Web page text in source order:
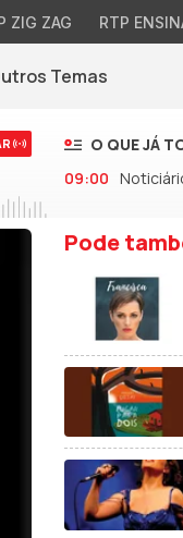
ZIG ZAG RTP
janela)
Temas
O QUE JÁ
09:00
Pode